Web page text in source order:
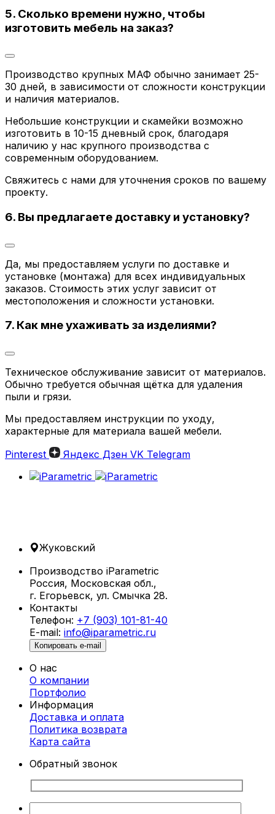
5. Сколько времени нужно, чтобы
изготовить мебель на заказ?
Производство крупных МАФ обычно занимает 25-
30 дней, в зависимости от сложности конструкции
и наличия материалов.
Небольшие конструкции и скамейки возможно
изготовить в 10-15 дневный срок, благодаря
наличию у нас крупного производства с
современным оборудованием.
Свяжитесь с нами для уточнения сроков по вашему
проекту.
6. Вы предлагаете доставку и установку?
Да, мы предоставляем услуги по доставке и
установке (монтажа) для всех индивидуальных
заказов. Стоимость этих услуг зависит от
местоположения и сложности установки.
7. Как мне ухаживать за изделиями?
Техническое обслуживание зависит от материалов.
Обычно требуется обычная щётка для удаления
пыли и грязи.
Мы предоставляем инструкции по уходу,
характерные для материала вашей мебели.
Pinterest
Яндекс Дзен VK Telegram
Жуковский
Производство iParametric
Россия, Московская обл.,
г. Егорьевск, ул. Смычка 28.
Контакты
Телефон: +7 (903) 101-81-40
E-mail: info@iparametric.ru
Копировать e-mail
О нас
О компании
Портфолио
Информация
Доставка и оплата
Политика возврата
Карта cайта
Обратный звонок